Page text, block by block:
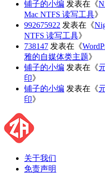
铺子的小编 发表在《
Mac NTFS 读写工具》
992675922 发表在《
NTFS 读写工具》
738147 发表在《
雅的自媒体类主题》
铺子的小编 发表在《
印》
铺子的小编 发表在《
印》
关于我们
免责声明